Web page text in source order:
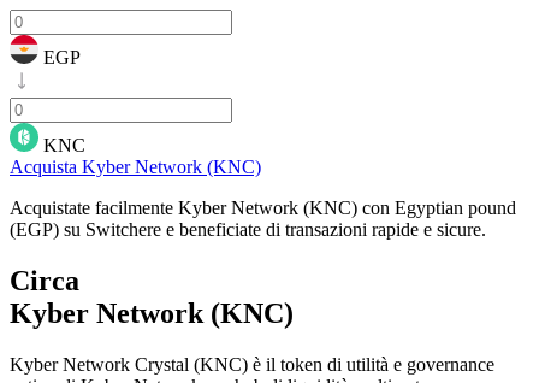
EGP
KNC
Acquista Kyber Network (KNC)
Acquistate facilmente Kyber Network (KNC) con Egyptian pound
(EGP) su Switchere e beneficiate di transazioni rapide e sicure.
Circa
Kyber Network (KNC)
Kyber Network Crystal (KNC) è il token di utilità e governance